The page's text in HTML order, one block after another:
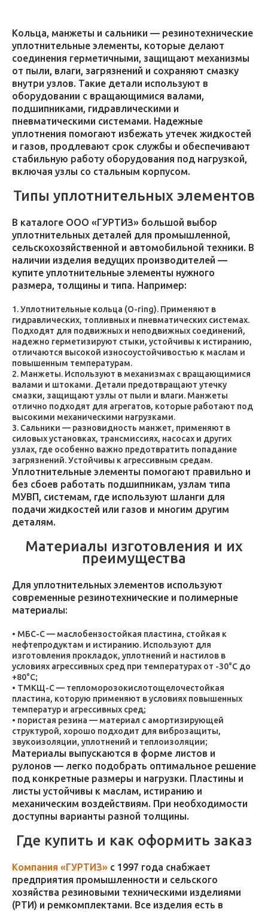
Кольца, манжеты и сальники — резинотехнические
уплотнительные элементы, которые делают
соединения герметичными, защищают механизмы
от пыли, влаги, загрязнений и сохраняют смазку
внутри узлов. Такие детали используют в
оборудовании с вращающимися валами,
подшипниками, гидравлическими и
пневматическими системами. Надежные
уплотнения помогают избежать утечек жидкостей
и газов, продлевают срок службы и обеспечивают
стабильную работу оборудования под нагрузкой,
включая узлы со стальным корпусом.
Типы уплотнительных элементов
В каталоге ООО «ГУРТИЗ» большой выбор
уплотнительных деталей для промышленной,
сельскохозяйственной и автомобильной техники. В
наличии изделия ведущих производителей —
купите уплотнительные элементы нужного
размера, толщины и типа. Например:
Уплотнительные кольца (O-ring). Применяют в
гидравлических, топливных и пневматических системах.
Подходят для подвижных и неподвижных соединений,
надежно герметизируют стыки, устойчивы к истиранию,
отличаются высокой износоустойчивостью к маслам и
повышенным температурам.
Манжеты. Используют в механизмах с вращающимися
валами и штоками. Детали предотвращают утечку
смазки, защищают узлы от пыли и влаги. Манжеты
отлично подходят для агрегатов, которые работают под
высокими механическими нагрузками.
Сальники — разновидность манжет, применяют в
силовых установках, трансмиссиях, насосах и других
узлах, где особенно важно предотвратить попадание
загрязнений. Устойчивы к агрессивным средам.
Уплотнительные элементы помогают правильно и
без сбоев работать подшипникам, узлам типа
МУВП, системам, где используют шланги для
подачи жидкостей или газов и многим другим
деталям.
Материалы изготовления и их
преимущества
Для уплотнительных элементов используют
современные резинотехнические и полимерные
материалы:
МБС-С — маслобензостойкая пластина, стойкая к
нефтепродуктам и истиранию. Используют для
изготовления прокладок, уплотнений и настилов в
условиях агрессивных сред при температурах от -30°C до
+80°C;
ТМКЩ-С — тепломорозокислотощелочестойкая
пластина, которую применяют в условиях повышенных
температур и агрессивных сред;
пористая резина — материал с амортизирующей
структурой, хорошо подходит для виброзащиты,
звукоизоляции, уплотнений и теплоизоляции;
Материалы выпускаются в форме листов и
рулонов — легко подобрать оптимальное решение
под конкретные размеры и нагрузки. Пластины и
листы устойчивы к маслам, истиранию и
механическим воздействиям. При необходимости
доступны варианты разной толщины.
Где купить и как оформить заказ
Компания «ГУРТИЗ» с 1997 года снабжает
предприятия промышленности и сельского
хозяйства резиновыми техническими изделиями
(РТИ) и ремкомплектами. Все изделия есть в